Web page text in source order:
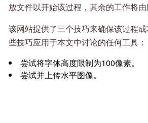
放文件以开始该过程，其余的工作将由
该网站提供了三个技巧来确保该过程
些技巧应用于本文中讨论的任何工具：
尝试将字体高度限制为100像素。
尝试并上传水平图像。